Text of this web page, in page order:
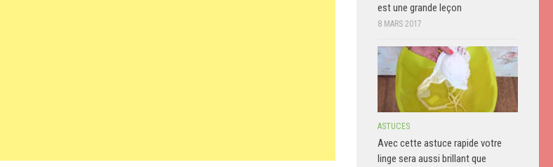
est une grande leçon
8 MARS 2017
ASTUCES
Avec cette astuce rapide votre
linge sera aussi brillant que